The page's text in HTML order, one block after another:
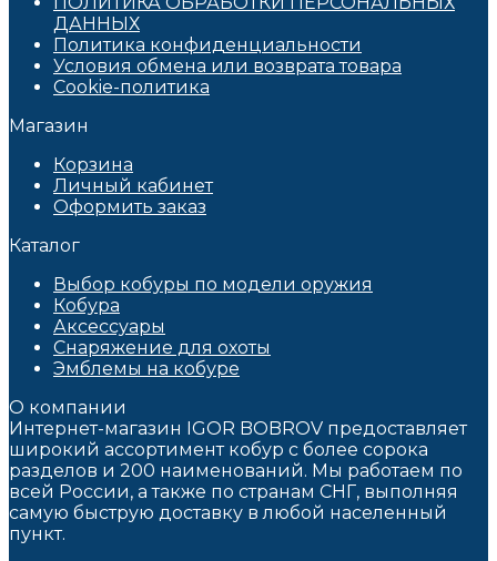
ДАННЫХ​
Политика конфиденциальности
Условия обмена или возврата товара
Cookie-политика
Магазин
Корзина
Личный кабинет
Оформить заказ
Каталог
Выбор кобуры по модели оружия
Кобура
Аксессуары
Снаряжение для охоты
Эмблемы на кобуре
О компании
Интернет-магазин IGOR BOBROV предоставляет
широкий ассортимент кобур c более сорока
разделов и 200 наименований. Мы работаем по
всей России, а также по странам СНГ, выполняя
самую быструю доставку в любой населенный
пункт.